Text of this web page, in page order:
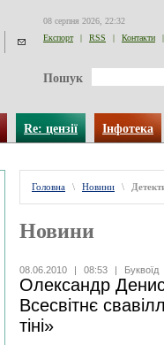
08 серпня 2026, 22:32
Експорт
| RSS | Контакти |
Пошук
Re: цензії Інфотека
Головна \ Новини \
Новини
08.06.2010 | 08:53 | Буквоїд
Олександр
Всесвітнє
тіні»